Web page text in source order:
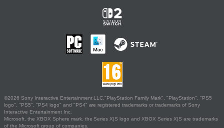
©2026 Sony Interactive Entertainment LLC."PlayStation Family Mark", "PlayStation", "PS5
logo", "PS5", "PS4 logo" and "PS4" are registered trademarks or trademarks of Sony
Interactive Entertainment Inc.
Microsoft, the XBOX Sphere mark, the Series X|S logo and XBOX Series X|S are trademarks
of the Microsoft group of companies.